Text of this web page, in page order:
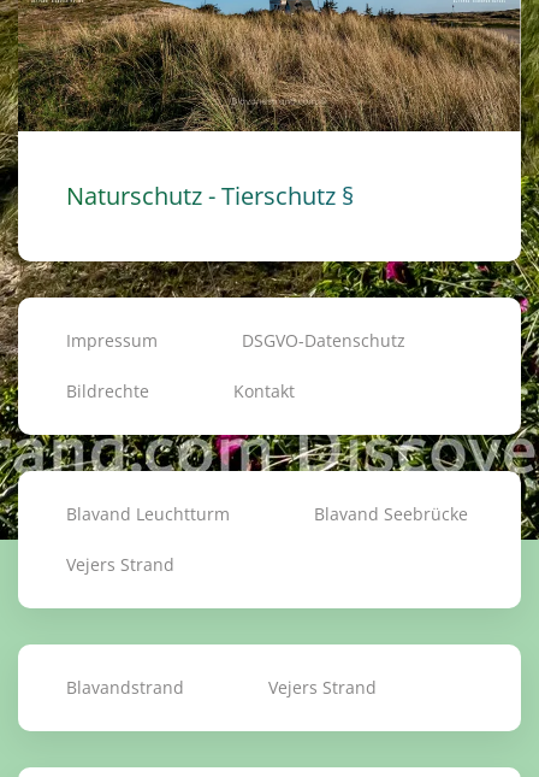
Naturschutz - Tierschutz §
Impressum DSGVO-Datenschutz
Bildrechte Kontakt
Blavand Leuchtturm Blavand Seebrücke
Vejers Strand
Blavandstrand Vejers Strand